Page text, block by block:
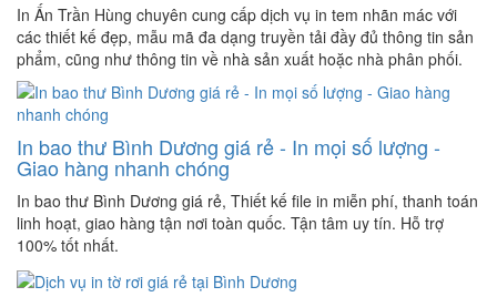
In Ấn Trần Hùng chuyên cung cấp dịch vụ in tem nhãn mác với
các thiết kế đẹp, mẫu mã đa dạng truyền tải đầy đủ thông tin sản
phẩm, cũng như thông tin về nhà sản xuất hoặc nhà phân phối.
In bao thư Bình Dương giá rẻ - In mọi số lượng -
Giao hàng nhanh chóng
In bao thư Bình Dương giá rẻ, Thiết kế file in miễn phí, thanh toán
linh hoạt, giao hàng tận nơi toàn quốc. Tận tâm uy tín. Hỗ trợ
100% tốt nhất.